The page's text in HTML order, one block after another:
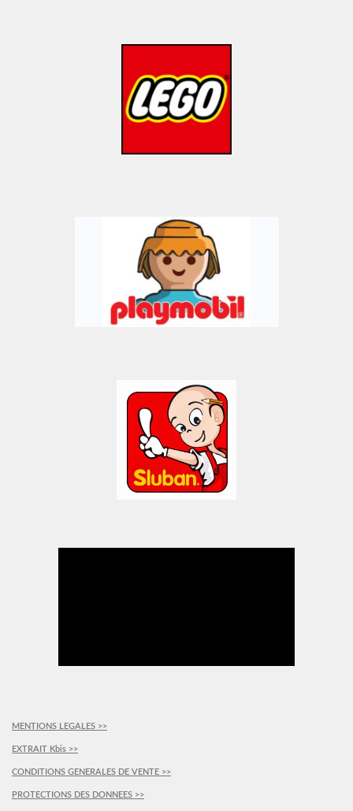
MENTIONS LEGALES >>
EXTRAIT Kbis >>
CONDITIONS GENERALES DE VENTE >>
PROTECTIONS DES DONNEES >>